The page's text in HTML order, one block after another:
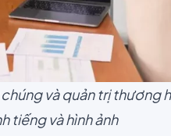
và quản trị thương
tiếng và hình ảnh